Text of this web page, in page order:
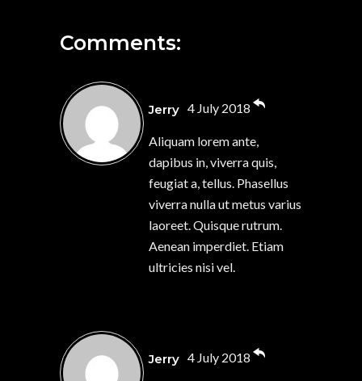
Comments:
Jerry 4 July 2018
Aliquam lorem ante,
dapibus in, viverra quis,
feugiat a, tellus. Phasellus
viverra nulla ut metus varius
laoreet. Quisque rutrum.
Aenean imperdiet. Etiam
ultricies nisi vel.
Jerry 4 July 2018